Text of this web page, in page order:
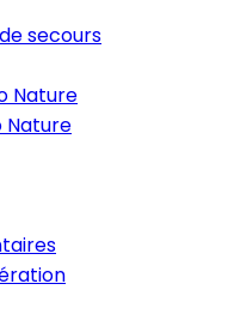
secours
Nature
Nature